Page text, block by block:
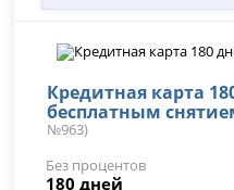
Кредитная карта
бесплатным
№963)
Без процентов
180 дней